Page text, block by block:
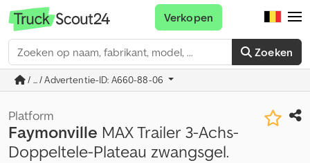
Zoeken
Verkopen
/ ... / Advertentie-ID: A660-88-06
Platform
Faymonville MAX Trailer 3-Achs-
Doppeltele-Plateau zwangsgel.